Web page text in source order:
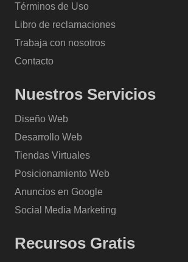
Términos de Uso
Libro de reclamaciones
Trabaja con nosotros
Contacto
Nuestros Servicios
Diseño Web
Desarrollo Web
Tiendas Virtuales
Posicionamiento Web
Anuncios en Google
Social Media Marketing
Recursos Gratis